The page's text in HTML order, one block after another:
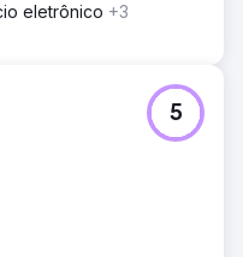
eletrônico +3
5